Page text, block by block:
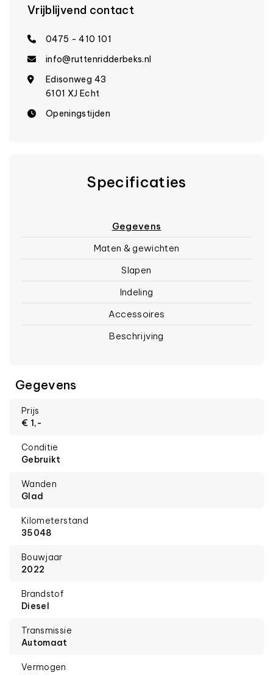
Vrijblijvend contact
0475 - 410 101
info@ruttenridderbeks.nl
Edisonweg 43
6101 XJ Echt
Openingstijden
Specificaties
Gegevens
Maten & gewichten
Slapen
Indeling
Accessoires
Beschrijving
Gegevens
Prijs
€ 1,-
Conditie
Gebruikt
Wanden
Glad
Kilometerstand
35048
Bouwjaar
2022
Brandstof
Diesel
Transmissie
Automaat
Vermogen